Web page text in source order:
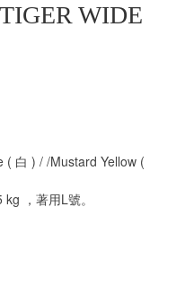
WIDE
( 白 ) / /Mustard Yellow (
，著用L號。